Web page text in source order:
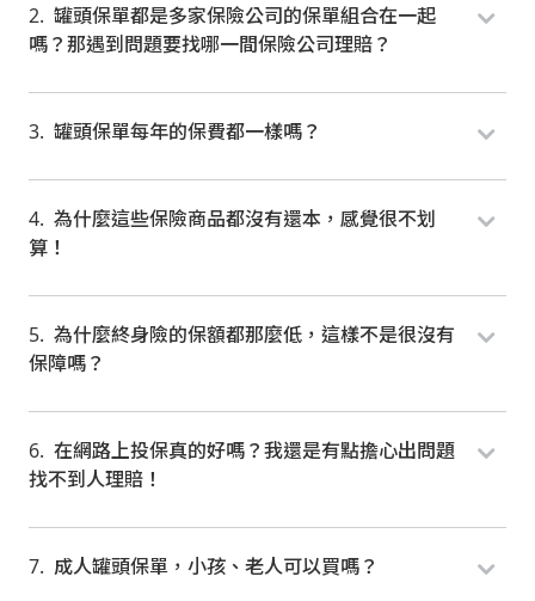
罐頭保單都是多家保險公司的保單組合在一起
嗎？那遇到問題要找哪一間保險公司理賠？
罐頭保單每年的保費都一樣嗎？
為什麼這些保險商品都沒有還本，感覺很不划
算！
為什麼終身險的保額都那麼低，這樣不是很沒有
保障嗎？
在網路上投保真的好嗎？我還是有點擔心出問題
找不到人理賠！
成人罐頭保單，小孩、老人可以買嗎？